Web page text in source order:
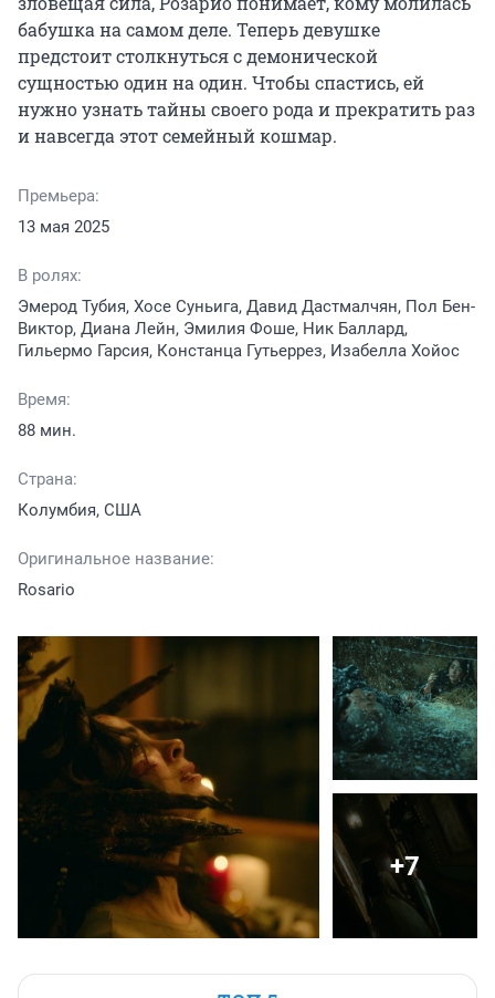
бабушка на самом деле. Теперь девушке
предстоит столкнуться с демонической
сущностью один на один. Чтобы спастись, ей
нужно узнать тайны своего рода и прекратить раз
и навсегда этот семейный кошмар.
Премьера:
13 мая 2025
В ролях:
Эмерод Тубия, Хосе Суньига, Давид Дастмалчян, Пол Бен-
Виктор, Диана Лейн, Эмилия Фоше, Ник Баллард,
Гильермо Гарсия, Констанца Гутьеррез, Изабелла Хойос
Время:
88 мин.
Страна:
Колумбия, США
Оригинальное название:
Rosario
+7